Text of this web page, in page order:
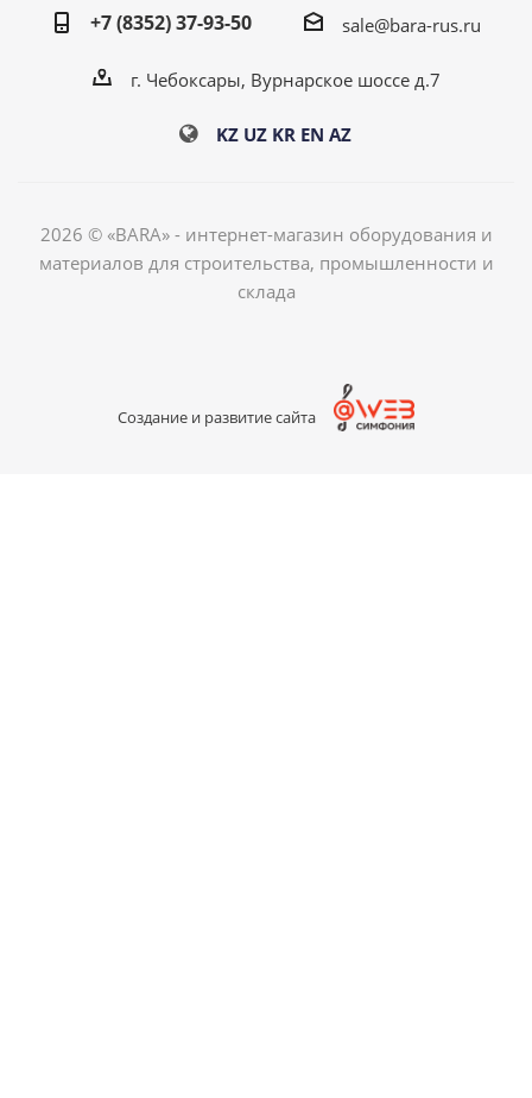
+7 (8352) 37-93-50
sale@bara-rus.ru
г. Чебоксары, Вурнарское шоссе д.7
KZ UZ KR EN AZ
2026 © «BARA» - интернет-магазин оборудования и
материалов для строительства, промышленности и
склада
Создание и развитие сайта